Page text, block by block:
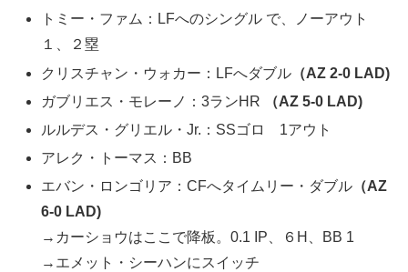
トミー・ファム：LFへのシングル で、ノーアウト
１、２塁
クリスチャン・ウォカー：LFへダブル （AZ 2-0 LAD)
ガブリエス・モレーノ：3ランHR
（AZ 5-0 LAD)
ルルデス・グリエル・Jr.：SSゴロ 1アウト
アレク・トーマス：BB
エバン・ロンゴリア：CFへタイムリー・ダブル （AZ
6-0 LAD)
→カーショウはここで降板。0.1 IP、６H、BB 1
→エメット・シーハンにスイッチ